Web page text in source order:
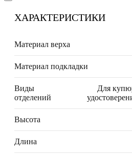
ХАРАКТЕРИСТИКИ
Материал верха
Материал подкладки
Виды
отделений
Для
Высота
Длина